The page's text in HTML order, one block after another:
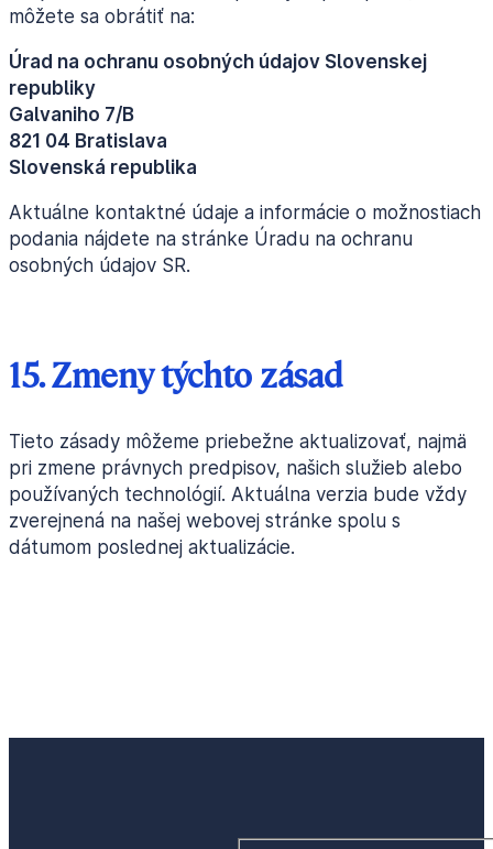
môžete sa obrátiť na:
Úrad na ochranu osobných údajov Slovenskej
republiky
Galvaniho 7/B
821 04 Bratislava
Slovenská republika
Aktuálne kontaktné údaje a informácie o možnostiach
podania nájdete na stránke Úradu na ochranu
osobných údajov SR.
15. Zmeny týchto zásad
Tieto zásady môžeme priebežne aktualizovať, najmä
pri zmene právnych predpisov, našich služieb alebo
používaných technológií. Aktuálna verzia bude vždy
zverejnená na našej webovej stránke spolu s
dátumom poslednej aktualizácie.